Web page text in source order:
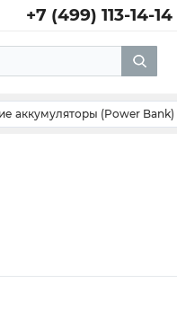
+7 (499) 113-14-14
аккумуляторы (Power Bank)